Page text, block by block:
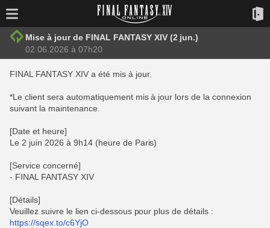
Mise à jour de FINAL FANTASY XIV (2 jun.)
02.06.2026 à 07h20
FINAL FANTASY XIV a été mis à jour.
*Le client sera automatiquement mis à jour lors de la connexion
suivant la maintenance.
[Date et heure]
Le 2 juin 2026 à 9h14 (heure de Paris)
[Service concerné]
- FINAL FANTASY XIV
[Détails]
Veuillez suivre le lien ci-dessous pour plus de détails :
https://sqex.to/c6YjO